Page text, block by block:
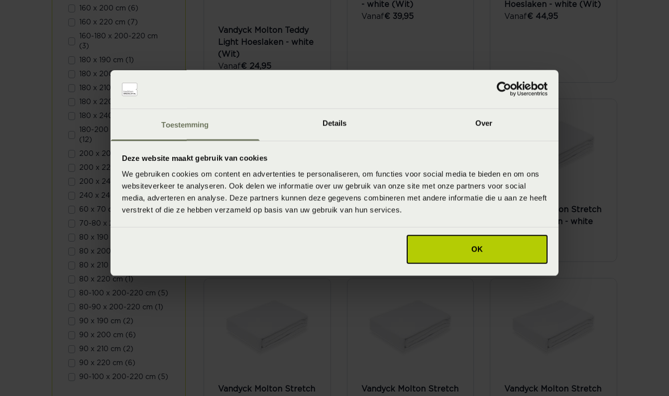
Toestemming Details Over
Deze website maakt gebruik van cookies
We gebruiken cookies om content en advertenties te personaliseren, om functies voor social media te bieden en om ons
websiteverkeer te analyseren. Ook delen we informatie over uw gebruik van onze site met onze partners voor social
media, adverteren en analyse. Deze partners kunnen deze gegevens combineren met andere informatie die u aan ze heeft
verstrekt of die ze hebben verzameld op basis van uw gebruik van hun services.
OK
160 x 200 cm (6)
160 x 220 cm (7)
160-180 x 200-220 cm
(3)
180 x 190 cm (1)
180 x 200 cm (6)
180 x 210 cm (1)
180 x 220 cm (7)
180 x 240 cm (1)
180-200 x 200-220 cm
(12)
200 x 200 cm (3)
200 x 220 cm (3)
200 x 240 cm (2)
240 x 240 cm (1)
60 x 70 cm (2)
70-80 x 200-220 cm (2)
80 x 190 cm (1)
80 x 200 cm (4)
80 x 210 cm (1)
80 x 220 cm (1)
80-100 x 200-220 cm (5)
80-90 x 200-220 cm (1)
90 x 190 cm (2)
90 x 200 cm (6)
90 x 210 cm (2)
90 x 220 cm (6)
90-100 x 200-220 cm (5)
Vandyck Molton Teddy
Light Hoeslaken - white
(Wit)
Vanaf€ 24,95
- white (Wit)
Vanaf€ 39,95
Hoeslaken - white (Wit)
Vanaf€ 44,95
Vandyck Molton Stretch
Vandyck Molton Stretch
white (Wit)
Vandyck Molton Stretch
120 Hoeslaken - white
(Wit)
Vandyck Molton Stretch
Vandyck Molton Stretch
Vandyck Molton Stretch